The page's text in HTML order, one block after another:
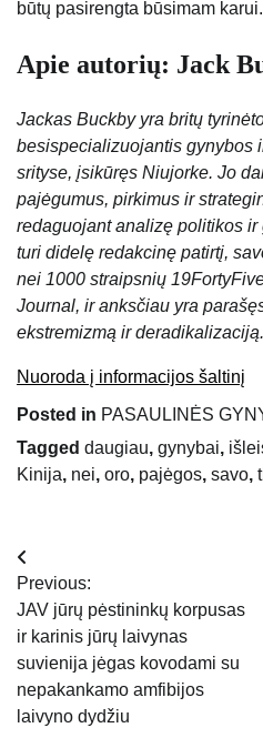
būtų pasirengta būsimam karui.
Apie autorių: Jack
Jackas Buckby yra britų
besispecializuojantis gynybos
srityse, įsikūręs Niujorke. Jo
pajėgumus, pirkimus ir
redaguojant analizę politikos
turi didelę redakcinę patirtį,
nei 1000 straipsnių
Journal, ir anksčiau yra
ekstremizmą ir deradikalizaciją.
Nuoroda į informacijos šaltinį
Posted in PASAULINĖS
Tagged daugiau, gynybai,
Kinija, nei, oro, pajėgos, savo,
Navigacija
tarp
įrašų
Previous:
JAV jūrų pėstininkų korpusas
ir karinis jūrų laivynas
suvienija jėgas kovodami su
nepakankamo amfibijos
laivyno dydžiu